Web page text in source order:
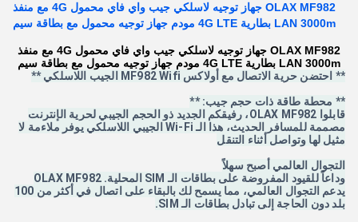
OLAX MF982 جهاز توجيه لاسلكي جيب واي فاي محمول 4G مع منفذ
LAN 3000m بطارية 4G LTE مودم جهاز توجيه محمول مع بطاقة سيم
OLAX MF982 جهاز توجيه لاسلكي جيب واي فاي محمول 4G مع منفذ
LAN 3000m بطارية 4G LTE مودم جهاز توجيه محمول مع بطاقة سيم
** احتضن حرية الاتصال مع أولاكس MF982 Wifi الجيب اللاسلكي **
** محطة طاقة ذات حجم جيب: **
قابلوا OLAX MF982، رفيقكم الجديد ذو الحجم الجيبي لحرية الإنترنت
مصممة للمسافر الحديث، هذا الـ Wi-Fi الجيبي اللاسلكي يوفر ملاءمة لا
مثيل لها وتواصل أثناء التنقل
التجوال العالمي أصبح سهلاً
وداعاً للقيود المفروضة على بطاقات الـ SIM المحلية. OLAX MF982
يدعم التجوال العالمي، مما يسمح لك بالبقاء على اتصال في أكثر من 100
بلد دون الحاجة إلى تبادل بطاقات الـ SIM.